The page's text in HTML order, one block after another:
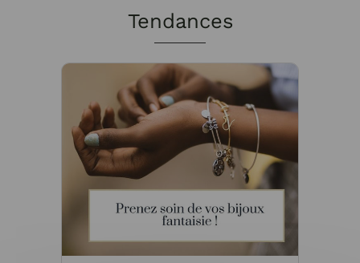
Tendances